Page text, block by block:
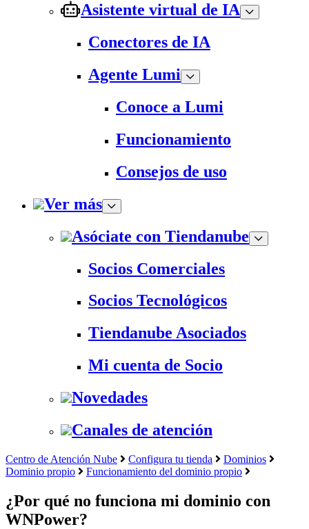
Asistente virtual de IA
Conectores de IA
Agente Lumi
Conoce a Lumi
Funcionamiento
Consejos de uso
Ver más
Asóciate con Tiendanube
Socios Comerciales
Socios Tecnológicos
Tiendanube Asociados
Mi cuenta de Socio
Novedades
Canales de atención
Centro de Atención Nube Configura tu tienda
Dominios
Dominio propio
Funcionamiento del dominio propio
¿Por qué no funciona mi dominio con
WNPower?